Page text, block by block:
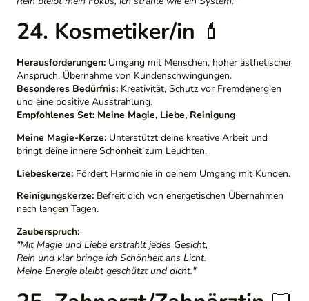
24. Kosmetiker/in 💄
Herausforderungen: Umgang mit Menschen, hoher ästhetischer
Anspruch, Übernahme von Kundenschwingungen.
Besonderes Bedürfnis: Kreativität, Schutz vor Fremdenergien
und eine positive Ausstrahlung.
Empfohlenes Set: Meine Magie, Liebe, Reinigung
Meine Magie-Kerze: Unterstützt deine kreative Arbeit und
bringt deine innere Schönheit zum Leuchten.
Liebeskerze: Fördert Harmonie in deinem Umgang mit Kunden.
Reinigungskerze: Befreit dich von energetischen Übernahmen
nach langen Tagen.
Zauberspruch:
"Mit Magie und Liebe erstrahlt jedes Gesicht,
Rein und klar bringe ich Schönheit ans Licht.
Meine Energie bleibt geschützt und dicht."